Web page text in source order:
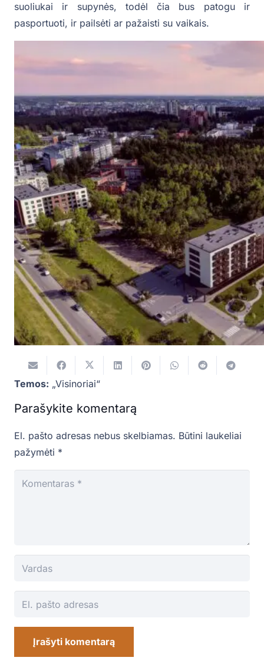
suoliukai ir supynės, todėl čia bus patogu ir
pasportuoti, ir pailsėti ar pažaisti su vaikais.
Temos: „Visinoriai“
Parašykite komentarą
El. pašto adresas nebus skelbiamas. Būtini laukeliai
pažymėti *
Įrašyti komentarą